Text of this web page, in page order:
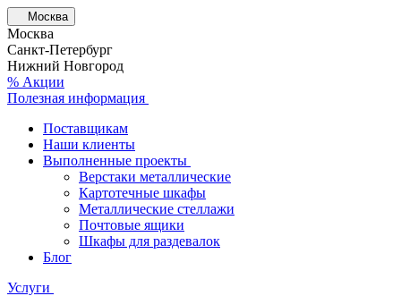
Москва
Москва
Санкт-Петербург
Нижний Новгород
% Акции
Полезная информация
Поставщикам
Наши клиенты
Выполненные проекты
Верстаки металлические
Картотечные шкафы
Металлические стеллажи
Почтовые ящики
Шкафы для раздевалок
Блог
Услуги